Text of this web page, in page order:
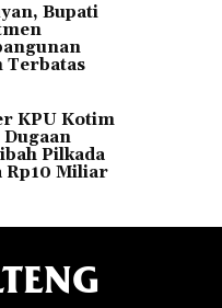
Bupati
Terbatas
KPU Kotim
Pilkada
Rp10 Miliar